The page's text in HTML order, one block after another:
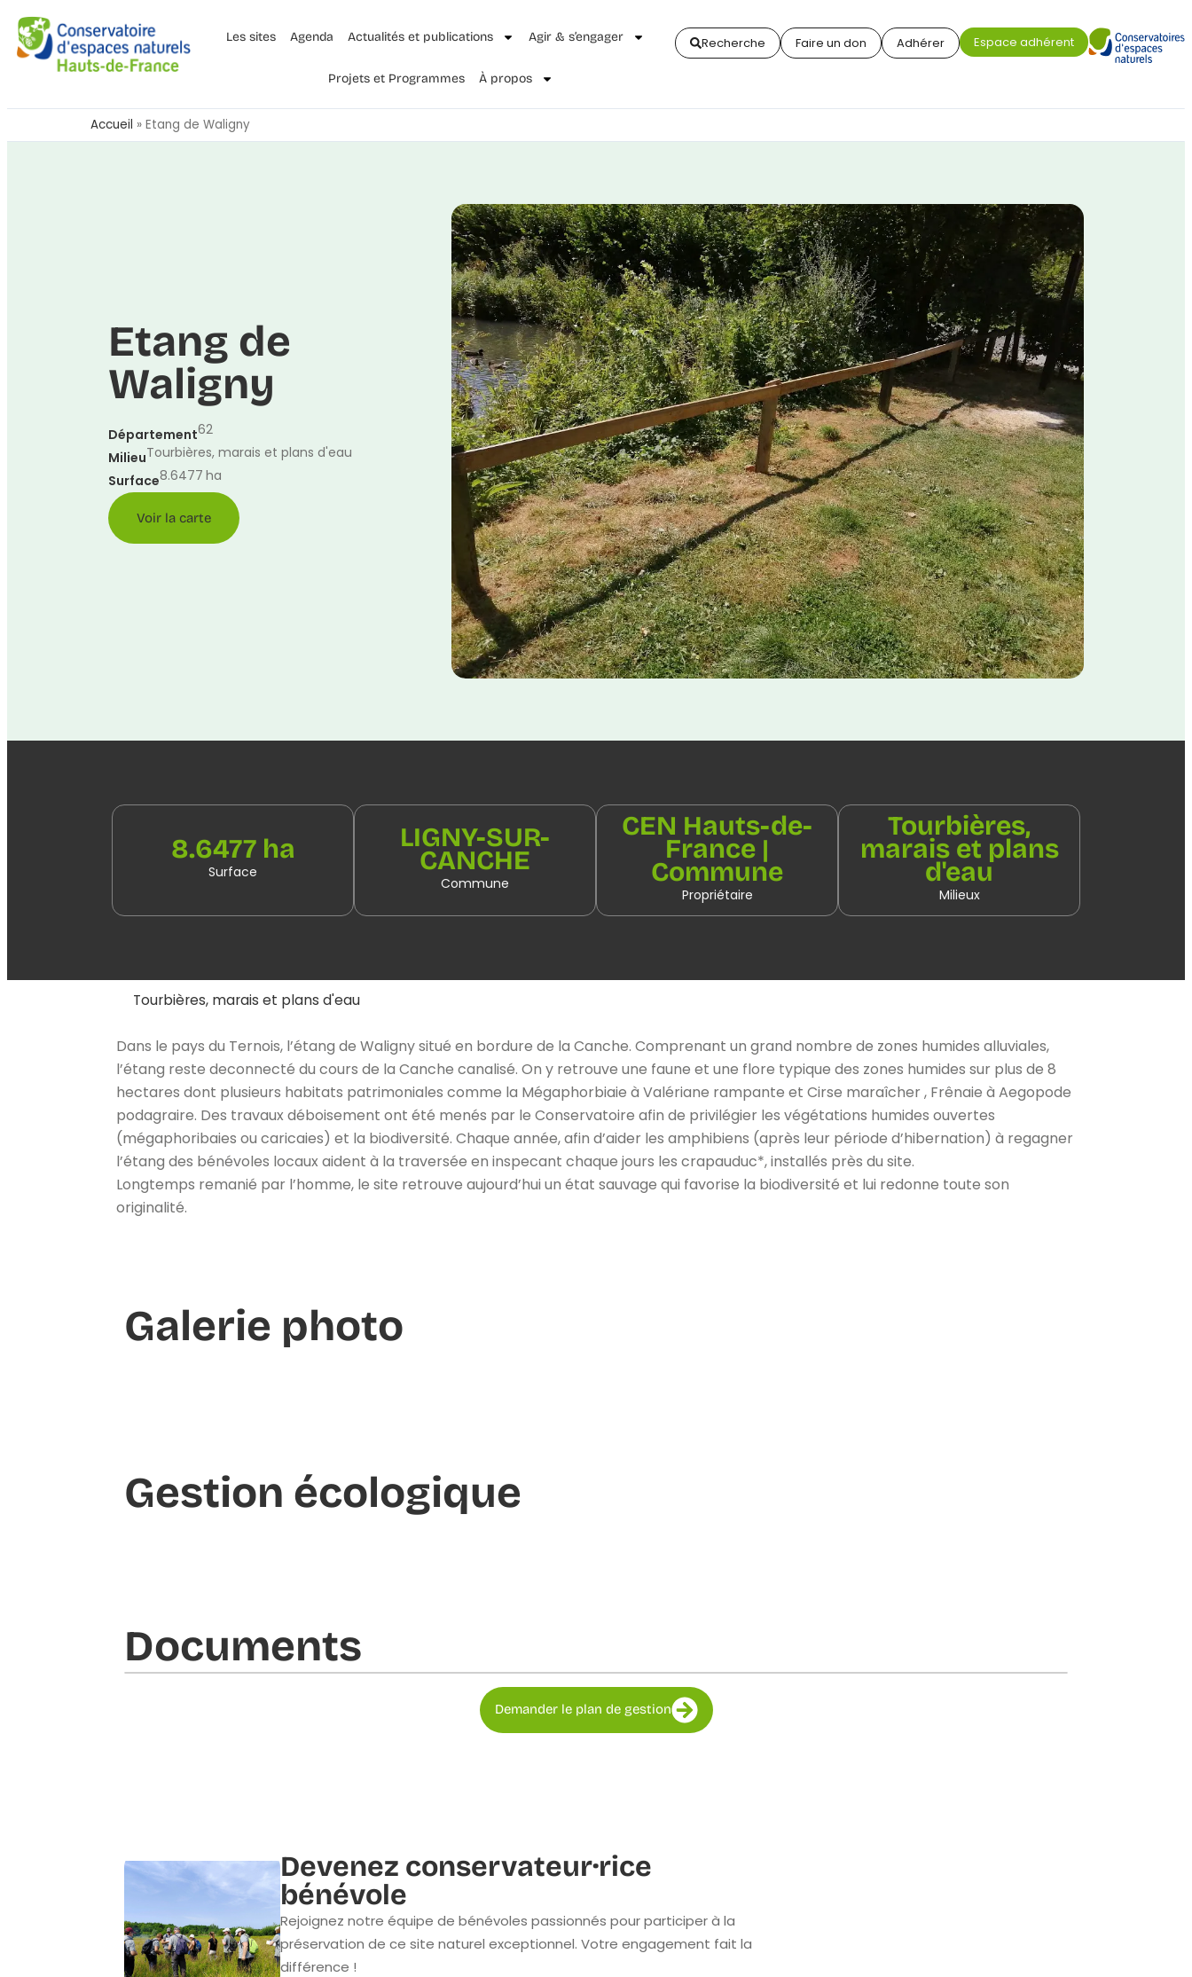
Les sites Agenda Actualités et publications Agir & s’engager
Projets et Programmes À propos
Recherche Faire un don Adhérer Espace adhérent
Accueil » Etang de Waligny
Etang de
Waligny
Département62
MilieuTourbières, marais et plans d'eau
Surface8.6477 ha
Voir la carte
8.6477 ha
Surface
LIGNY-SUR-
CANCHE
Commune
CEN Hauts-de-
France |
Commune
Propriétaire
Tourbières,
marais et plans
d'eau
Milieux
Tourbières, marais et plans d'eau
Dans le pays du Ternois, l’étang de Waligny situé en bordure de la Canche. Comprenant un grand nombre de zones humides alluviales,
l’étang reste deconnecté du cours de la Canche canalisé. On y retrouve une faune et une flore typique des zones humides sur plus de 8
hectares dont plusieurs habitats patrimoniales comme la Mégaphorbiaie à Valériane rampante et Cirse maraîcher , Frênaie à Aegopode
podagraire. Des travaux déboisement ont été menés par le Conservatoire afin de privilégier les végétations humides ouvertes
(mégaphoribaies ou caricaies) et la biodiversité. Chaque année, afin d’aider les amphibiens (après leur période d’hibernation) à regagner
l’étang des bénévoles locaux aident à la traversée en inspecant chaque jours les crapauduc*, installés près du site.
Longtemps remanié par l’homme, le site retrouve aujourd’hui un état sauvage qui favorise la biodiversité et lui redonne toute son
originalité.
Galerie photo
Gestion écologique
Documents​
Demander le plan de gestion
Devenez conservateur·rice
bénévole
Rejoignez notre équipe de bénévoles passionnés pour participer à la
préservation de ce site naturel exceptionnel. Votre engagement fait la
différence !